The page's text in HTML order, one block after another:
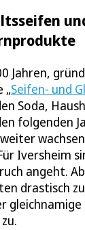
Jahren,
„Seifen- und
Soda,
folgenden
Iversheim
angeht.
drastisch
gleichnamige